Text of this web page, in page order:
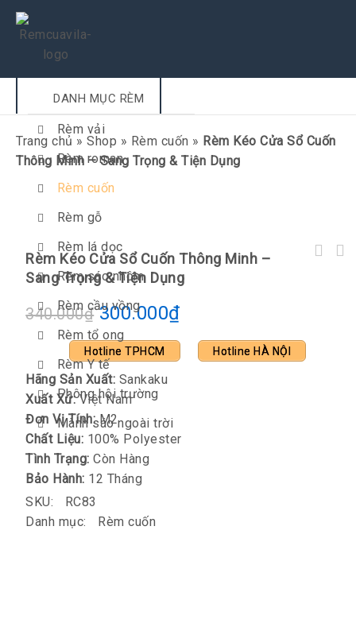
DANH MỤC RÈM
Rèm vải
Rèm roman
Rèm cuốn
Rèm gỗ
Rèm lá dọc
Rèm sáo nhôm
Rèm cầu vồng
Rèm tổ ong
Rèm Y tế
Phông hội trường
Mành sáo ngoài trời
Trang chủ » Shop » Rèm cuốn » Rèm Kéo Cửa Sổ Cuốn
Thông Minh – Sang Trọng & Tiện Dụng
Rèm Kéo Cửa Sổ Cuốn Thông Minh –
Sang Trọng & Tiện Dụng
340.000₫ 300.000₫
Hotline TPHCM Hotline HÀ NỘI
Hãng Sản Xuất: Sankaku
Xuất Xứ:Việt Nam
Đơn Vị Tính:M2
Chất Liệu: 100% Polyester
Tình Trạng: Còn Hàng
Bảo Hành: 12 Tháng
SKU:
RC83
Danh mục:
Rèm cuốn